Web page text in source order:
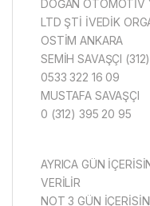
DOĞAN OTOMOTİV
LTD ŞTİ İVEDİK
OSTİM ANKARA
SEMİH SAVAŞÇI
0533 322 16 09
MUSTAFA SAVAŞÇI
0 (312) 395 20 95
AYRICA GÜN
VERİLİR
NOT 3 GÜN